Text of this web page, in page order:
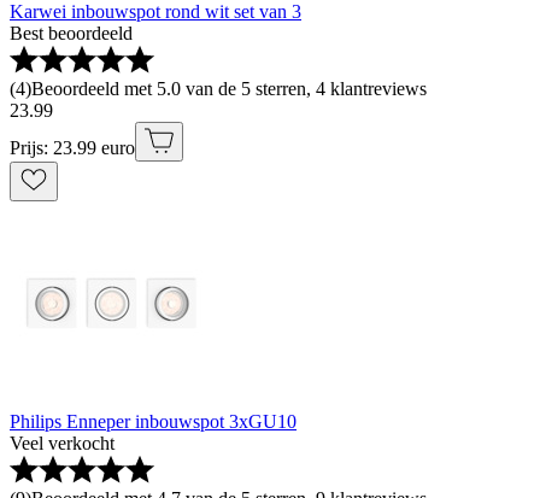
Karwei inbouwspot rond wit set van 3
Best beoordeeld
(4)Beoordeeld met 5.0 van de 5 sterren, 4 klantreviews
23.99
Prijs: 23.99 euro
Philips Enneper inbouwspot 3xGU10
Veel verkocht